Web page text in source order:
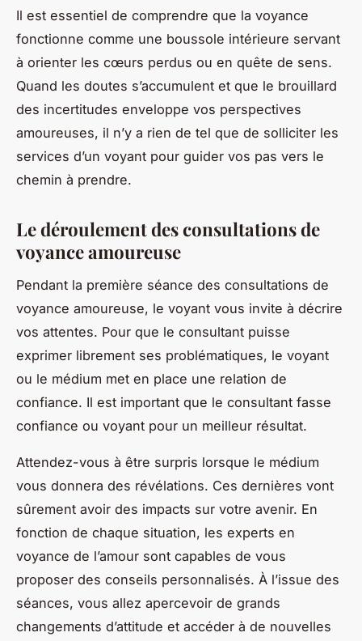
Il est essentiel de comprendre que la voyance
fonctionne comme une boussole intérieure servant
à orienter les cœurs perdus ou en quête de sens.
Quand les doutes s’accumulent et que le brouillard
des incertitudes enveloppe vos perspectives
amoureuses, il n’y a rien de tel que de solliciter les
services d’un voyant pour guider vos pas vers le
chemin à prendre.
Le déroulement des consultations de
voyance amoureuse
Pendant la première séance des consultations de
voyance amoureuse, le voyant vous invite à décrire
vos attentes. Pour que le consultant puisse
exprimer librement ses problématiques, le voyant
ou le médium met en place une relation de
confiance. Il est important que le consultant fasse
confiance ou voyant pour un meilleur résultat.
Attendez-vous à être surpris lorsque le médium
vous donnera des révélations. Ces dernières vont
sûrement avoir des impacts sur votre avenir. En
fonction de chaque situation, les experts en
voyance de l’amour sont capables de vous
proposer des conseils personnalisés. À l’issue des
séances, vous allez apercevoir de grands
changements d’attitude et accéder à de nouvelles